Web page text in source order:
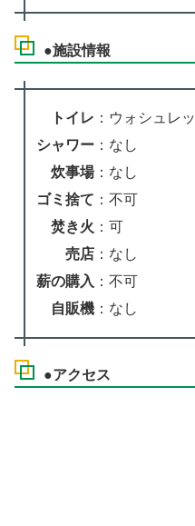
●施設情報
トイレ ：ウォシュレ
シャワー ：なし
炊事場：なし
ゴミ捨て ：不可
焚き火 ：可
売店 ：なし
薪の購入 ：不可
自販機 ：なし
●アクセス